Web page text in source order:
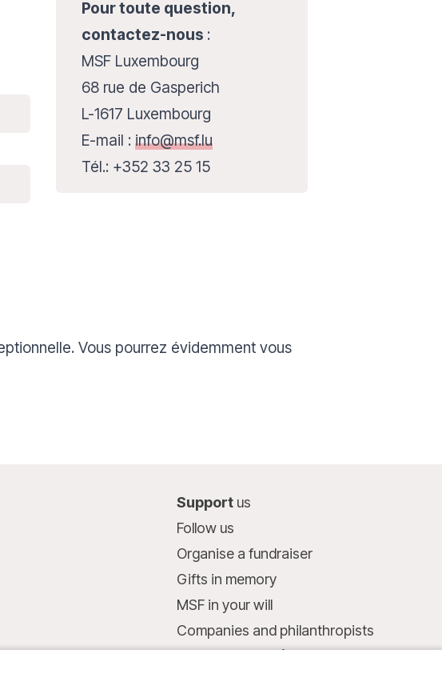
Pour toute question,
contactez-nous :
MSF Luxembourg
68 rue de Gasperich
L-1617 Luxembourg
E-mail :info@msf.lu
Tél.: +352 33 25 15
Vous pourrez évidemment vous
Support us
Follow us
Organise a fundraiser
Gifts in memory
MSF in your will
Companies and philanthropists
Make a donation